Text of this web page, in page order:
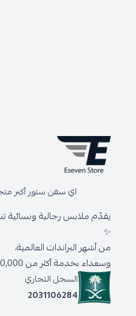
اي سفن ستور أكبر
يقدّم ملابس رجالية ونسائية
✨
من أشهر البراندات العالمية،
وسعداء بخدمة أكثر من 300,000 عميل حول المملكة.
السجل التجاري
2031106284